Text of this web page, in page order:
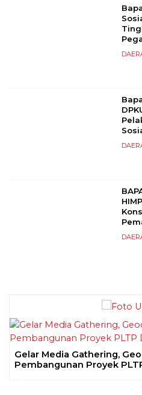
Gelar Media Gathering,
Pembangunan Proyek